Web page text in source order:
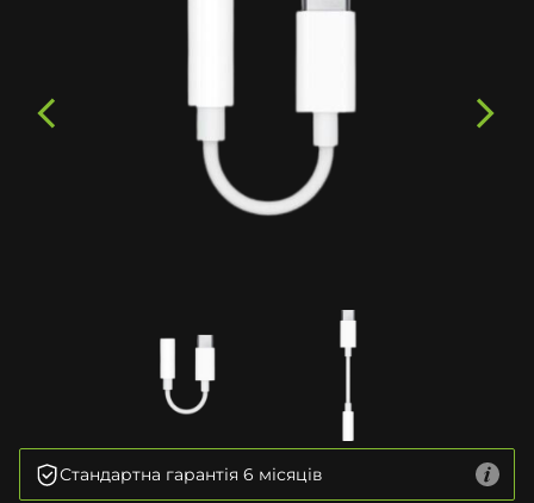
Стандартна гарантія 6 місяців